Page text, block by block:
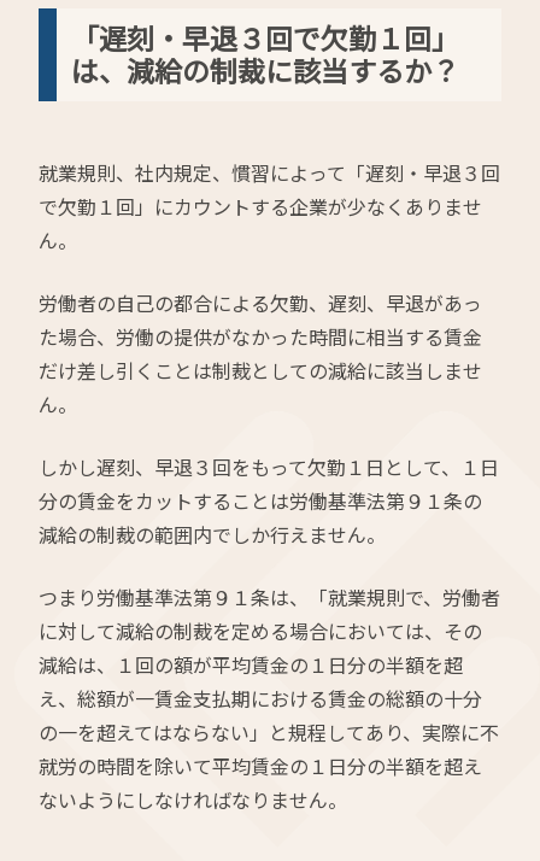
「遅刻・早退３回で欠勤１回」
は、減給の制裁に該当するか？
就業規則、社内規定、慣習によって「遅刻・早退３回
で欠勤１回」にカウントする企業が少なくありませ
ん。
労働者の自己の都合による欠勤、遅刻、早退があっ
た場合、労働の提供がなかった時間に相当する賃金
だけ差し引くことは制裁としての減給に該当しませ
ん。
しかし遅刻、早退３回をもって欠勤１日として、１日
分の賃金をカットすることは労働基準法第９１条の
減給の制裁の範囲内でしか行えません。
つまり労働基準法第９１条は、「就業規則で、労働者
に対して減給の制裁を定める場合においては、その
減給は、１回の額が平均賃金の１日分の半額を超
え、総額が一賃金支払期における賃金の総額の十分
の一を超えてはならない」と規程してあり、実際に不
就労の時間を除いて平均賃金の１日分の半額を超え
ないようにしなければなりません。